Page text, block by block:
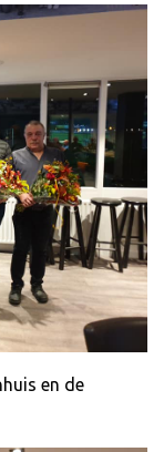
en de